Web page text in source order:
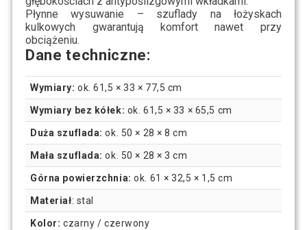
Płynne wysuwanie – szuflady na łożyskach
kulkowych gwarantują komfort nawet przy
obciążeniu.
Dane techniczne:
Wymiary: ok. 61,5 × 33 × 77,5 cm
Wymiary bez kółek: ok. 61,5 × 33 × 65,5 cm
Duża szuflada: ok. 50 × 28 × 8 cm
Mała szuflada: ok. 50 × 28 × 3 cm
Górna powierzchnia: ok. 61 × 32,5 × 1,5 cm
Materiał: stal
Kolor: czarny / czerwony